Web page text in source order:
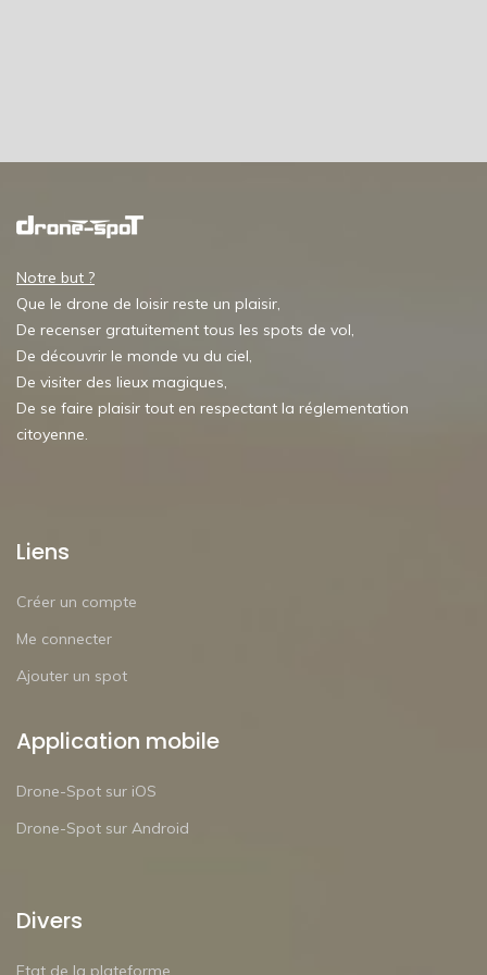
Notre but ?
Que le drone de loisir reste un plaisir,
De recenser gratuitement tous les spots de vol,
De découvrir le monde vu du ciel,
De visiter des lieux magiques,
De se faire plaisir tout en respectant la réglementation
citoyenne.
Liens
Créer un compte
Me connecter
Ajouter un spot
Application mobile
Drone-Spot sur iOS
Drone-Spot sur Android
Divers
Etat de la plateforme